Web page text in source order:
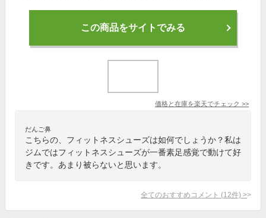
この商品をサイトでみる
価格と在庫を楽天でチェック >>
だんご鼻
こちらの、フィットネスシューズは如何でしょうか？私は
ジムではフィットネスシューズが一番素足感覚で動けて好
きです。あまり被らないと思います。
全てのおすすめコメント (12件) >